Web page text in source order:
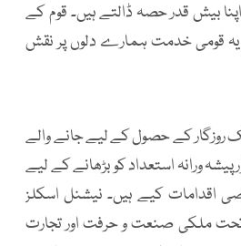
بیش قدر حصہ ڈالتے ہیں۔ قوم کے
قومی خدمت ہمارے دلوں پر نقش
روزگار کے حصول کے لیے جانے والے
ورانہ استعداد کو بڑھانے کے لیے
اقدامات کیے ہیں۔ نیشنل اسکلز
ملکی صنعت و حرفت اور تجارت